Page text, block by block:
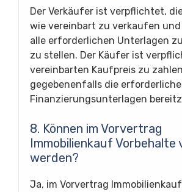
Der Verkäufer ist verpflichtet,
wie vereinbart zu verkaufen
alle erforderlichen Unterlagen
zu stellen. Der Käufer ist
vereinbarten Kaufpreis zu
gegebenenfalls die
Finanzierungsunterlagen
8. Können im Vorvertrag
Immobilienkauf Vorbehalte
werden?
Ja, im Vorvertrag